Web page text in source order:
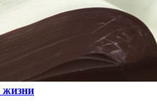
жизни